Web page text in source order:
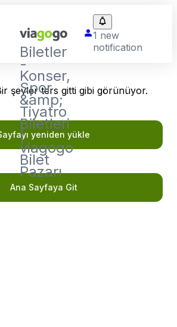
Biletler
-
Konser,
Spor
&amp;
Tiyatro
Biletleri
|
viagogo
Bilet
Pazarı
1 new
notification
şeyler ters gitti gibi görünüyor.
yeniden yükle
Ana Sayfaya Git